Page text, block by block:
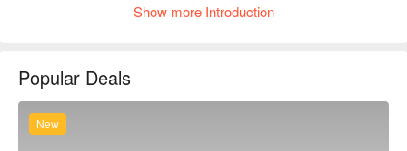
絶品料理を余すことなくご堪能いただけます。
んだ当店名物料理です。
県産高級魚のお造り：自分で釣った魚が目の前でお刺身に！
お子様にも大人気の釣り体験です。
【お店の特徴】2 階は広々としたフロアで 1 階とつながる階
Show more Introduction
Popular Deals
New